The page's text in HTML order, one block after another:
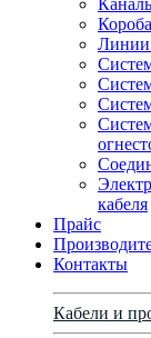
Линии
кабеля
Прайс
Контакты
Кабели и